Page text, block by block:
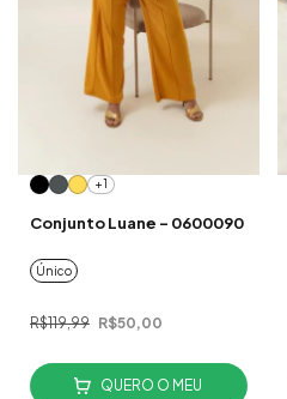
+1
Conjunto Luane - 0600090
Único
R$119,99 R$50,00
QUERO O MEU